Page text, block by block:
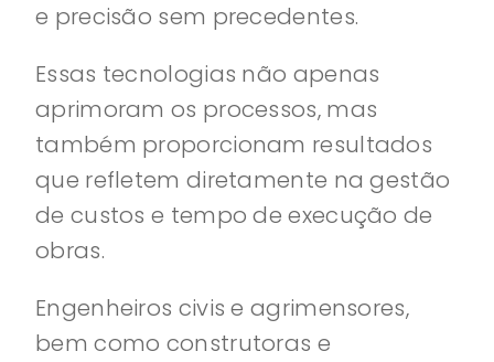
e precisão sem precedentes.
Essas tecnologias não apenas
aprimoram os processos, mas
também proporcionam resultados
que refletem diretamente na gestão
de custos e tempo de execução de
obras.
Engenheiros civis e agrimensores,
bem como construtoras e